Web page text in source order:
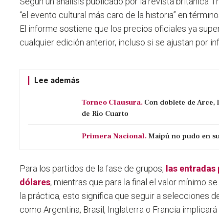
“el evento cultural más caro de la historia” en
El informe sostiene que los precios oficiales ya
cualquier edición anterior, incluso si se ajustan por
Lee además
Torneo Clausura. Con doblete de Arce,
de Río Cuarto
Primera Nacional. Maipú no pudo en
Para los partidos de la fase de grupos, las
dólares, mientras que para la final el valor mínimo
la práctica, esto significa que seguir a selecciones
como Argentina, Brasil, Inglaterra o Francia